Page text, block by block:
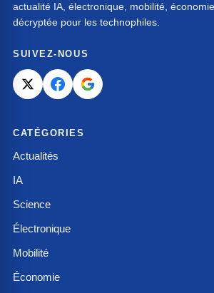
actualité IA, électronique, mobilité,
décryptée pour les technophiles.
SUIVEZ-NOUS
CATÉGORIES
Actualités
IA
Science
Électronique
Mobilité
Économie